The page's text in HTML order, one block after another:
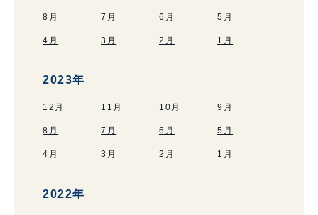
8月 7月 6月 5月
4月 3月 2月 1月
2023年
12月 11月 10月 9月
8月 7月 6月 5月
4月 3月 2月 1月
2022年